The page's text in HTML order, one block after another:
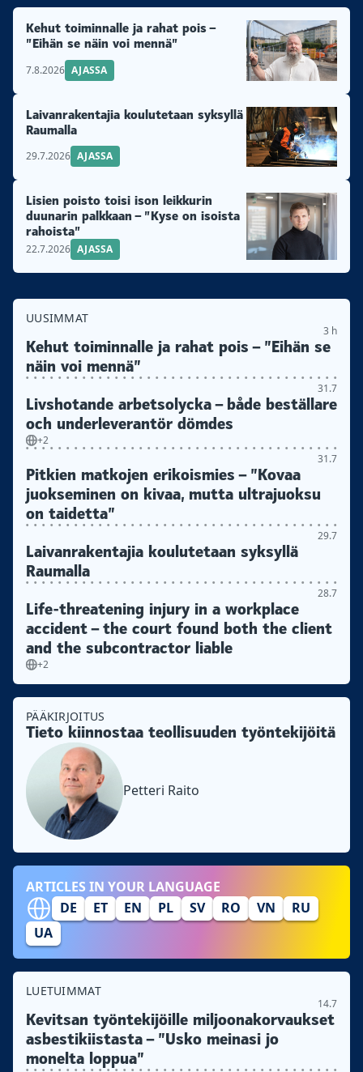
Kehut toiminnalle ja rahat pois –
”Eihän se näin voi mennä”
7.8.2026 AJASSA
Laivanrakentajia koulutetaan syksyllä
Raumalla
29.7.2026 AJASSA
Lisien poisto toisi ison leikkurin
duunarin palkkaan – ”Kyse on isoista
rahoista”
22.7.2026 AJASSA
UUSIMMAT
3 h
Kehut toiminnalle ja rahat pois – ”Eihän se
näin voi mennä”
31.7
Livshotande arbetsolycka – både beställare
och underleverantör dömdes
+2
31.7
Pitkien matkojen erikoismies – ”Kovaa
juokseminen on kivaa, mutta ultrajuoksu
on taidetta”
29.7
Laivanrakentajia koulutetaan syksyllä
Raumalla
28.7
Life-threatening injury in a workplace
accident – the court found both the client
and the subcontractor liable
+2
PÄÄKIRJOITUS
Tieto kiinnostaa teollisuuden työntekijöitä
Petteri Raito
ARTICLES IN YOUR LANGUAGE
DE
ET EN PL SV RO VN
RU
UA
LUETUIMMAT
14.7
Kevitsan työntekijöille miljoonakorvaukset
asbestikiistasta – ”Usko meinasi jo
monelta loppua”